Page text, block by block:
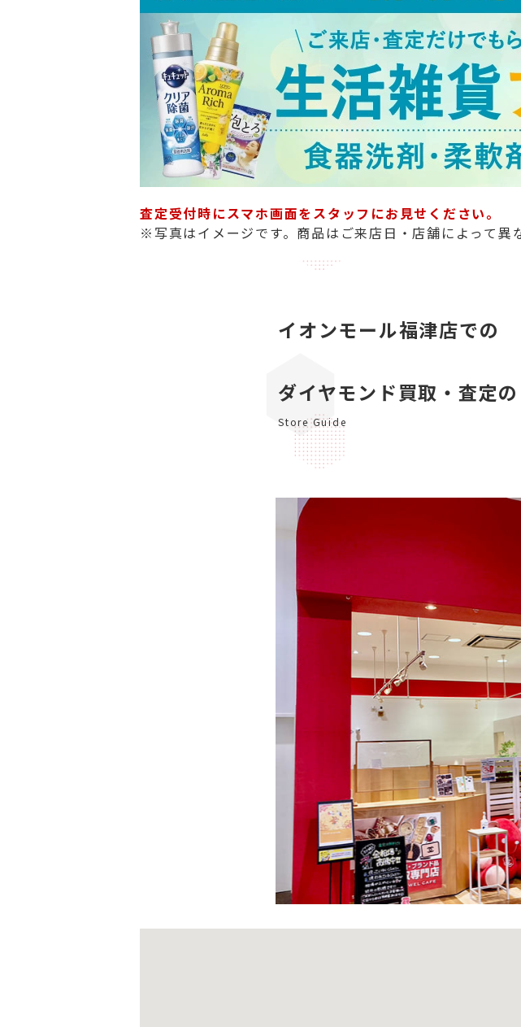
査定受付時にスマホ画面をスタッフにお見せください。
※写真はイメージです。商品はご来店日・店舗によって異
イオンモール福津店での
ダイヤモンド買取・査定の
Store Guide